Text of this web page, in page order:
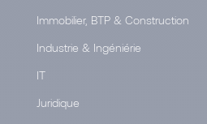
Immobilier, BTP & Construction
Industrie & Ingéniérie
IT
Juridique